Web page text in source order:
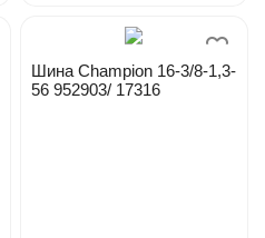
Шина Champion 16-3/8-1,3-
56 952903/ 17316